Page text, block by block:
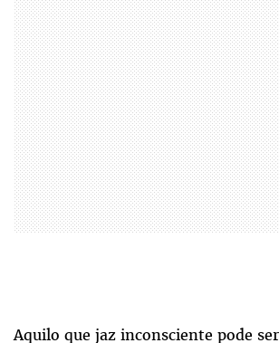
Aquilo que jaz inconsciente pode